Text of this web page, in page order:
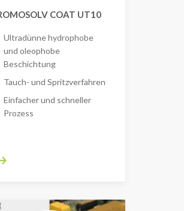
COAT UT10
Ultradünne hydrophobe
und oleophobe
Beschichtung
Tauch- und Spritzverfahren
Einfacher und schneller
Prozess